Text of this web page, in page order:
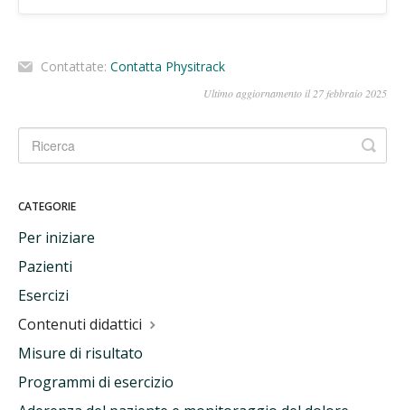
Contattate: Contatta Physitrack
Ultimo aggiornamento il 27 febbraio 2025
CATEGORIE
Per iniziare
Pazienti
Esercizi
Contenuti didattici
Misure di risultato
Programmi di esercizio